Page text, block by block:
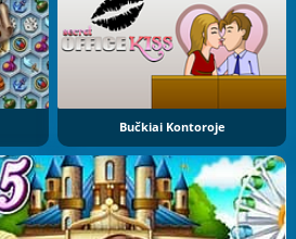
Bučkiai Kontoroje